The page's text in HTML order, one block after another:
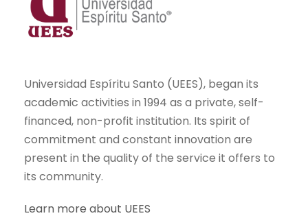
Universidad Espíritu Santo (UEES), began its
academic activities in 1994 as a private, self-
financed, non-profit institution. Its spirit of
commitment and constant innovation are
present in the quality of the service it offers to
its community.
Learn more about UEES